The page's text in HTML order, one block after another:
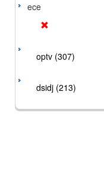
ece
optv (307)
dsidj (213)